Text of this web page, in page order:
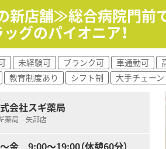
新店舗≫総合病院門前
グのパイオニア！
未経験可 ブランク可 車通勤可
教育制度あり シフト制 大手チェーン
会社スギ薬局
薬局 矢部店
金 9:00～19:00（休憩60分）